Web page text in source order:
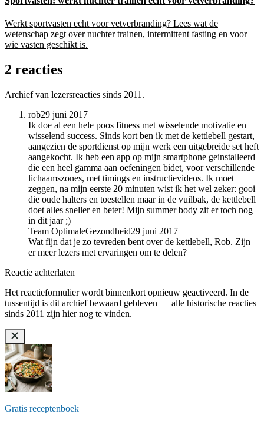
Werkt sportvasten echt voor vetverbranding? Lees wat de
wetenschap zegt over nuchter trainen, intermittent fasting en voor
wie vasten geschikt is.
2 reacties
Archief van lezersreacties sinds 2011.
rob29 juni 2017
Ik doe al een hele poos fitness met wisselende motivatie en
wisselend success. Sinds kort ben ik met de kettlebell gestart,
aangezien de sportdienst op mijn werk een uitgebreide set heft
aangekocht. Ik heb een app op mijn smartphone geinstalleerd
die een heel gamma aan oefeningen bidet, voor verschillende
lichaamszones, met timings en instructievideos. Ik moet
zeggen, na mijn eerste 20 minuten wist ik het wel zeker: gooi
die oude halters en toestellen maar in de vuilbak, de kettlebell
doet alles sneller en beter! Mijn summer body zit er toch nog
in dit jaar ;)
Team OptimaleGezondheid29 juni 2017
Wat fijn dat je zo tevreden bent over de kettlebell, Rob. Zijn
er meer lezers met ervaringen om te delen?
Reactie achterlaten
Het reactieformulier wordt binnenkort opnieuw geactiveerd. In de
tussentijd is dit archief bewaard gebleven — alle historische reacties
sinds 2011 zijn hier nog te vinden.
Gratis receptenboek